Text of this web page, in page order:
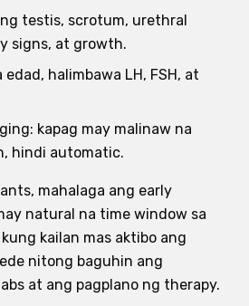
ng testis, scrotum, urethral
signs, at growth.
edad, halimbawa LH, FSH, at
kapag may malinaw na
hindi automatic.
mahalaga ang early
natural na time window sa
kailan mas aktibo ang
nitong baguhin ang
at ang pagplano ng therapy.